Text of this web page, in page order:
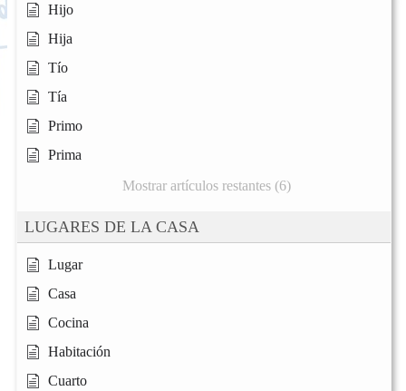
Hijo
Hija
Tío
Tía
Primo
Prima
Mostrar artículos restantes (6)
LUGARES DE LA CASA
Lugar
Casa
Cocina
Habitación
Cuarto